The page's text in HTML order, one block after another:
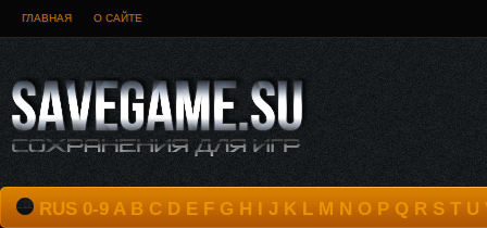
ГЛАВНАЯ О САЙТЕ
RUS 0-9 A B C D E F G H I J K L M N O P Q R S T U